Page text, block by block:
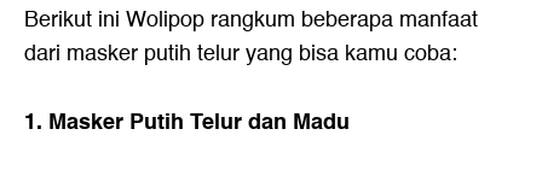
Berikut ini Wolipop rangkum beberapa manfaat
dari masker putih telur yang bisa kamu coba:
1. Masker Putih Telur dan Madu